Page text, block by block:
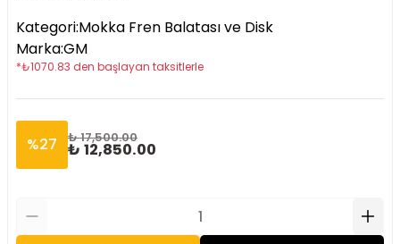
Kategori:Mokka Fren Balatası ve Disk
Marka:GM
*₺1070.83 den başlayan taksitlerle
%27 ₺ 17,500.00
₺ 12,850.00